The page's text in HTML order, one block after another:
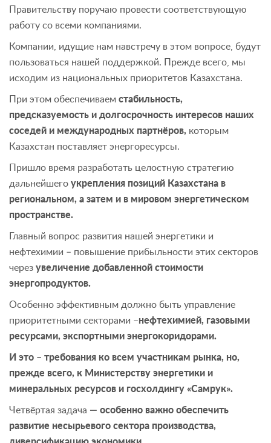
Правительству поручаю провести соответствующую
работу со всеми компаниями.
Компании, идущие нам навстречу в этом вопросе, будут
пользоваться нашей поддержкой. Прежде всего, мы
исходим из национальных приоритетов Казахстана.
При этом обеспечиваем стабильность,
предсказуемость и долгосрочность интересов наших
соседей и международных партнёров, которым
Казахстан поставляет энергоресурсы.
Пришло время разработать целостную стратегию
дальнейшего укрепления позиций Казахстана в
региональном, а затем и в мировом энергетическом
пространстве.
Главный вопрос развития нашей энергетики и
нефтехимии – повышение прибыльности этих секторов
через увеличение добавленной стоимости
энергопродуктов.
Особенно эффективным должно быть управление
приоритетными секторами –нефтехимией, газовыми
ресурсами, экспортными энергокоридорами.
И это – требования ко всем участникам рынка, но,
прежде всего, к Министерству энергетики и
минеральных ресурсов и госхолдингу «Самрук».
Четвёртая задача — особенно важно обеспечить
развитие несырьевого сектора производства,